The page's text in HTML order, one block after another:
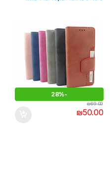
-
28%
₪50.00
₪69.00